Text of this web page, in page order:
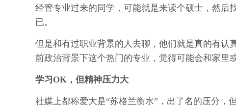
经管专业过来的同学，可能就是来读个硕士，然后
已。
但是和有过职业背景的人去聊，他们就是真的有认
前政治背景下这个热门的专业，觉得可能会和家里
学习OK，但精神压力大
社媒上都称爱大是“苏格兰衡水”，出了名的压分